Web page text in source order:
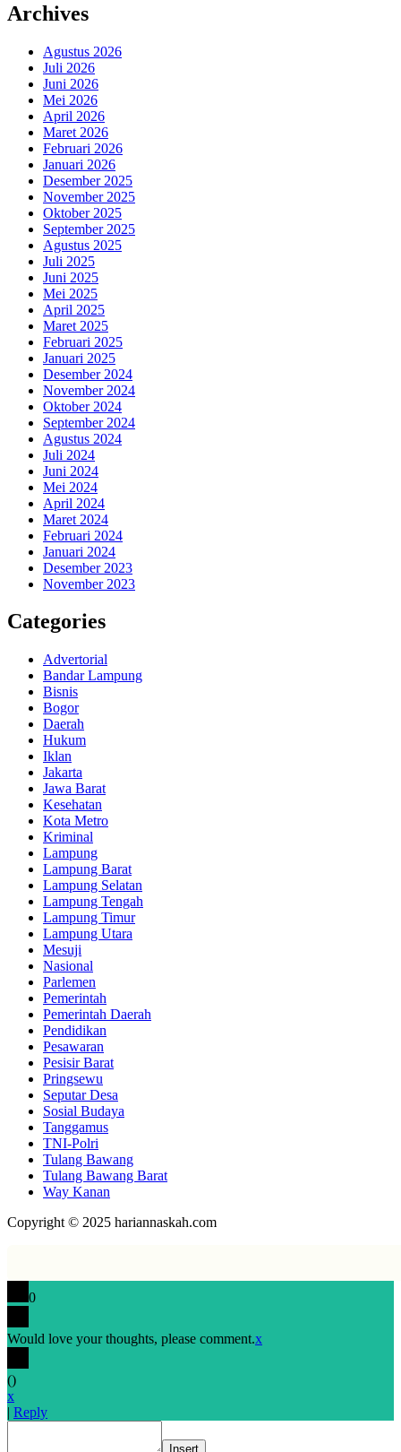
Archives
Agustus 2026
Juli 2026
Juni 2026
Mei 2026
April 2026
Maret 2026
Februari 2026
Januari 2026
Desember 2025
November 2025
Oktober 2025
September 2025
Agustus 2025
Juli 2025
Juni 2025
Mei 2025
April 2025
Maret 2025
Februari 2025
Januari 2025
Desember 2024
November 2024
Oktober 2024
September 2024
Agustus 2024
Juli 2024
Juni 2024
Mei 2024
April 2024
Maret 2024
Februari 2024
Januari 2024
Desember 2023
November 2023
Categories
Advertorial
Bandar Lampung
Bisnis
Bogor
Daerah
Hukum
Iklan
Jakarta
Jawa Barat
Kesehatan
Kota Metro
Kriminal
Lampung
Lampung Barat
Lampung Selatan
Lampung Tengah
Lampung Timur
Lampung Utara
Mesuji
Nasional
Parlemen
Pemerintah
Pemerintah Daerah
Pendidikan
Pesawaran
Pesisir Barat
Pringsewu
Seputar Desa
Sosial Budaya
Tanggamus
TNI-Polri
Tulang Bawang
Tulang Bawang Barat
Way Kanan
Copyright © 2025 hariannaskah.com
0
Would love your thoughts, please comment.x
()
x
| Reply
Insert